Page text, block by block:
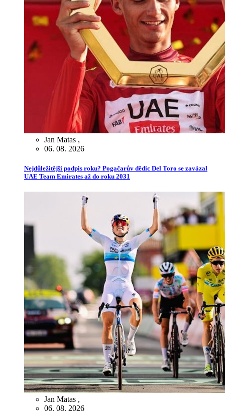
Jan Matas ,
06. 08. 2026
Nejdůležitější podpis roku? Pogačarův dědic Del Toro se zavázal
UAE Team Emirates až do roku 2031
Jan Matas ,
06. 08. 2026